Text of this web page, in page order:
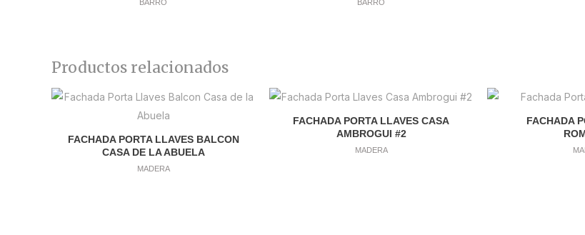
BARRO BARRO
Productos relacionados
FACHADA PORTA LLAVES BALCON
CASA DE LA ABUELA
MADERA
FACHADA PORTA LLAVES CASA
AMBROGUI #2
MADERA
FACHADA